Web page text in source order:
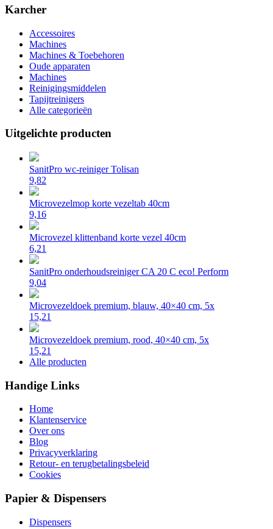
Karcher
Accessoires
Machines
Machines & Toebehoren
Oude apparaten
Machines
Reinigingsmiddelen
Tapijtreinigers
Alle categorieën
Uitgelichte producten
SanitPro wc-reiniger Tolisan
9,82
Microvezelmop korte vezeltab 40cm
9,16
Microvezel klittenband korte vezel 40cm
6,21
SanitPro onderhoudsreiniger CA 20 C eco! Perform
9,04
Microvezeldoek premium, blauw, 40×40 cm, 5x
15,21
Microvezeldoek premium, rood, 40×40 cm, 5x
15,21
Alle producten
Handige Links
Home
Klantenservice
Over ons
Blog
Privacyverklaring
Retour- en terugbetalingsbeleid
Cookies
Papier & Dispensers
Dispensers